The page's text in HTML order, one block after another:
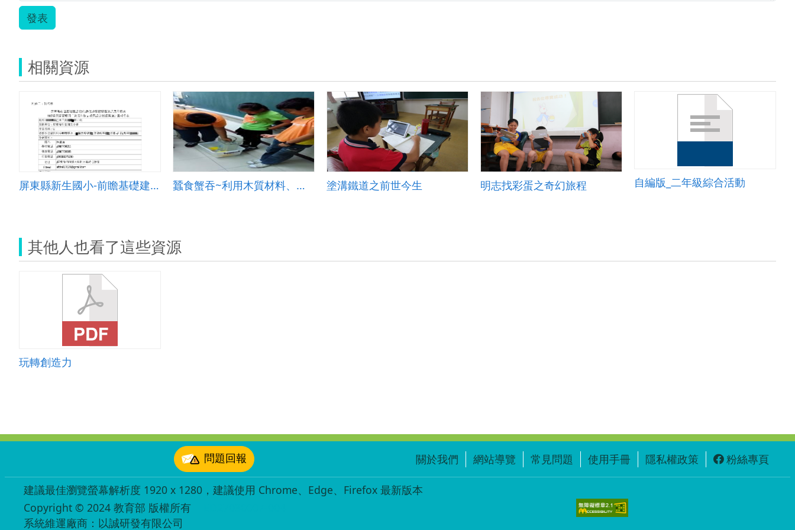
發表
相關資源
屏東縣新生國小-前瞻基礎建設-強化數位教學暨學習資訊應用環境--資訊科技融入教案 蠶食蟹吞~利用木質材料、壓克力與3D列印DIY 塗溝鐵道之前世今生 明志找彩蛋之奇幻旅程 自編版_二年級綜合活動
其他人也看了這些資源
玩轉創造力
問題回報 關於我們 網站導覽 常見問題 使用手冊 隱私權政策 粉絲專頁
建議最佳瀏覽螢幕解析度 1920 x 1280，建議使用 Chrome、Edge、Firefox 最新版本
Copyright © 2024 教育部 版權所有
系統維運廠商：以誠研發有限公司